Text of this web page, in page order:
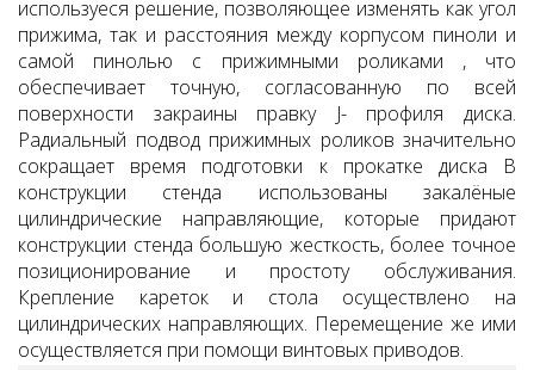
используеся решение, позволяющее изменять как угол
прижима, так и расстояния между корпусом пиноли и
самой пинолью с прижимными роликами , что
обеспечивает точную, согласованную по всей
поверхности закраины правку J- профиля диска.
Радиальный подвод прижимных роликов значительно
сокращает время подготовки к прокатке диска
В
конструкции стенда использованы закалёные
цилиндрические направляющие, которые придают
конструкции стенда большую жесткость, более точное
позиционирование и простоту обслуживания.
Крепление кареток и стола осуществлено на
цилиндрических направляющих. Перемещение же ими
осуществляется при помощи винтовых приводов.